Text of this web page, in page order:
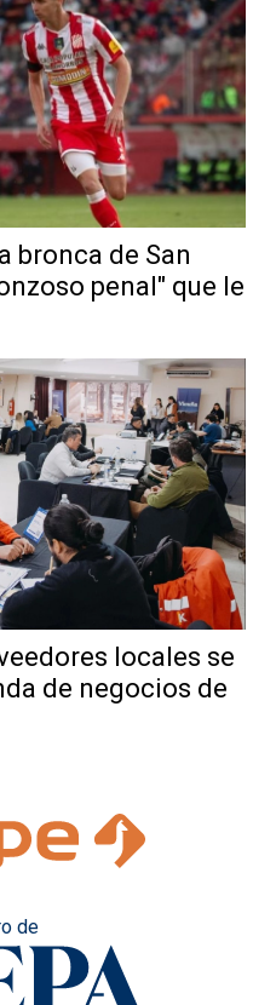
bronca de San
penal" que le
locales se
de negocios de
de